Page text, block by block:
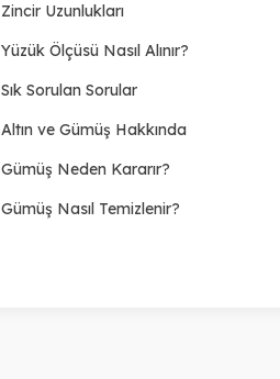
Zincir Uzunlukları
Yüzük Ölçüsü Nasıl Alınır?
Sık Sorulan Sorular
Altın ve Gümüş Hakkında
Gümüş Neden Kararır?
Gümüş Nasıl Temizlenir?